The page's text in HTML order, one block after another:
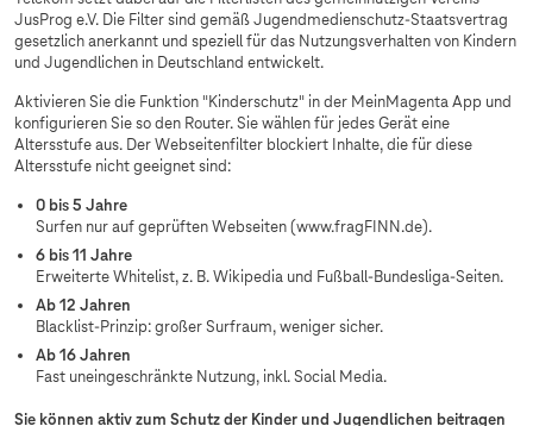
JusProg e.V. Die Filter sind gemäß Jugendmedienschutz-Staatsvertrag
gesetzlich anerkannt und speziell für das Nutzungsverhalten von Kindern
und Jugendlichen in Deutschland entwickelt.
Aktivieren Sie die Funktion "Kinderschutz" in der MeinMagenta App und
konfigurieren Sie so den Router. Sie wählen für jedes Gerät eine
Altersstufe aus. Der Webseitenfilter blockiert Inhalte, die für diese
Altersstufe nicht geeignet sind:
0 bis 5 Jahre
Surfen nur auf geprüften Webseiten (www.fragFINN.de).
6 bis 11 Jahre
Erweiterte Whitelist, z. B. Wikipedia und Fußball-Bundesliga-Seiten.
Ab 12 Jahren
Blacklist-Prinzip: großer Surfraum, weniger sicher.
Ab 16 Jahren
Fast uneingeschränkte Nutzung, inkl. Social Media.
Sie können aktiv zum Schutz der Kinder und Jugendlichen beitragen